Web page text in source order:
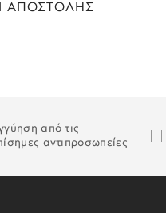
ΑΠΟΣΤΟΛΗΣ
παράδοσης για τις
από τις
αντιπροσωπείες